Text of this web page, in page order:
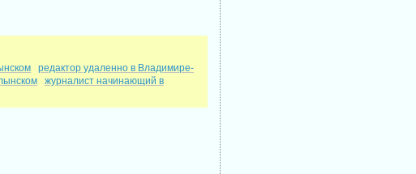
редактор удаленно в Владимире-
журналист начинающий в